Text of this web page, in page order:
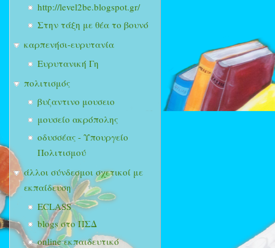
http://level2be.blogspot.gr/
Στην τάξη με θέα το βουνό
καρπενήσι-ευρυτανία
Ευρυτανική Γη
πολιτισμός
βυζαντινο μουσειο
μουσείο ακρόπολης
οδυσσέας - Υπουργείο
Πολιτισμού
άλλοι σύνδεσμοι σχετικοί με
εκπαίδευση
ECLASS
blogs στο ΠΣΔ
online εκπαιδευτικό